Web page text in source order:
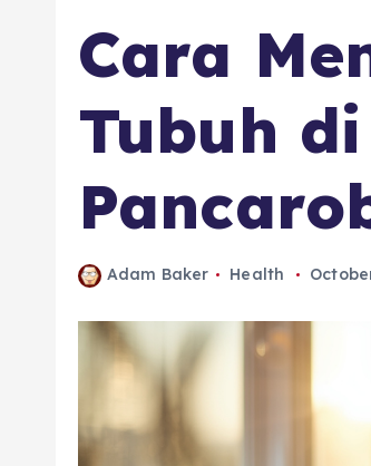
Cara
Tubuh
Adam Baker Health